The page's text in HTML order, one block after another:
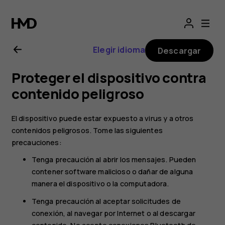
Manual
del
usuario
de
Nokia
3.1
Elegir idioma Descargar
Proteger el dispositivo contra
contenido peligroso
El dispositivo puede estar expuesto a virus y a otros
contenidos peligrosos. Tome las siguientes
precauciones:
Tenga precaución al abrir los mensajes. Pueden
contener software malicioso o dañar de alguna
manera el dispositivo o la computadora.
Tenga precaución al aceptar solicitudes de
conexión, al navegar por Internet o al descargar